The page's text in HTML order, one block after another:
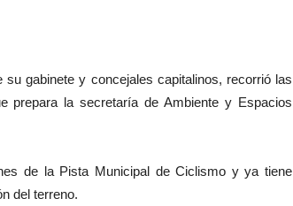
gabinete y concejales capitalinos, recorrió las
prepara la secretaría de Ambiente y Espacios
de la Pista Municipal de Ciclismo y ya tiene
del terreno.